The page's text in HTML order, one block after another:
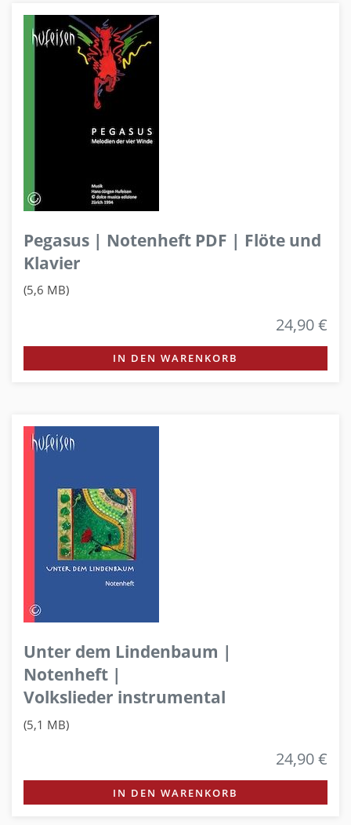
Pegasus | Notenheft PDF | Flöte und
Klavier
(5,6 MB)
24,90 €
IN DEN WARENKORB
Unter dem Lindenbaum |
Notenheft |
Volkslieder instrumental
(5,1 MB)
24,90 €
IN DEN WARENKORB